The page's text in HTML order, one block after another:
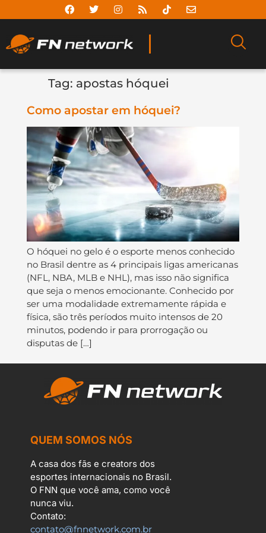
Tag: apostas hóquei
Como apostar em hóquei?
O hóquei no gelo é o esporte menos conhecido
no Brasil dentre as 4 principais ligas americanas
(NFL, NBA, MLB e NHL), mas isso não significa
que seja o menos emocionante. Conhecido por
ser uma modalidade extremamente rápida e
física, são três períodos muito intensos de 20
minutos, podendo ir para prorrogação ou
disputas de […]
QUEM SOMOS NÓS
A casa dos fãs e creators dos
esportes internacionais no Brasil.
O FNN que você ama, como você
nunca viu.
Contato:
contato@fnnetwork.com.br